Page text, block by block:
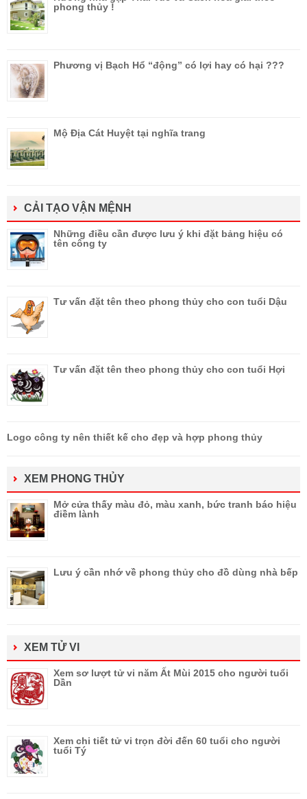
phong thủy !
Phương vị Bạch Hổ “động” có lợi hay có hại ???
Mộ Địa Cát Huyệt tại nghĩa trang
CẢI TẠO VẬN MỆNH
Những điều cần được lưu ý khi đặt bảng hiệu có
tên công ty
Tư vấn đặt tên theo phong thủy cho con tuổi Dậu
Tư vấn đặt tên theo phong thủy cho con tuổi Hợi
Logo công ty nên thiết kế cho đẹp và hợp phong thủy
XEM PHONG THỦY
Mở cửa thấy màu đỏ, màu xanh, bức tranh báo hiệu
điềm lành
Lưu ý cần nhớ về phong thủy cho đồ dùng nhà bếp
XEM TỬ VI
Xem sơ lượt tử vi năm Ất Mùi 2015 cho người tuổi
Dần
Xem chi tiết tử vi trọn đời đến 60 tuổi cho người
tuổi Tý